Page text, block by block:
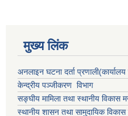
मुख्य लिंक
अनलाइन घटना दर्ता
केन्द्रीय पञ्जीकरण विभाग
सङ्घीय मामिला तथा स्थानीय विकास
स्थानीय शासन तथा सामुदायिक